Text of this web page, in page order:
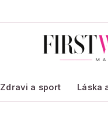
Zdravi a sport Láska